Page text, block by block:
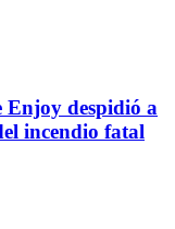
Enjoy despidió a
incendio fatal